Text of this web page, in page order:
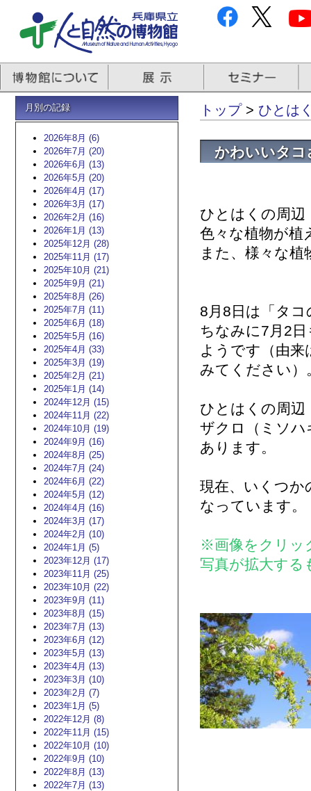
月別の記録
2026年8月 (6)
2026年7月 (20)
2026年6月 (13)
2026年5月 (20)
2026年4月 (17)
2026年3月 (17)
2026年2月 (16)
2026年1月 (13)
2025年12月 (28)
2025年11月 (17)
2025年10月 (21)
2025年9月 (21)
2025年8月 (26)
2025年7月 (11)
2025年6月 (18)
2025年5月 (16)
2025年4月 (33)
2025年3月 (19)
2025年2月 (21)
2025年1月 (14)
2024年12月 (15)
2024年11月 (22)
2024年10月 (19)
2024年9月 (16)
2024年8月 (25)
2024年7月 (24)
2024年6月 (22)
2024年5月 (12)
2024年4月 (16)
2024年3月 (17)
2024年2月 (10)
2024年1月 (5)
2023年12月 (17)
2023年11月 (25)
2023年10月 (22)
2023年9月 (11)
2023年8月 (15)
2023年7月 (13)
2023年6月 (12)
2023年5月 (13)
2023年4月 (13)
2023年3月 (10)
2023年2月 (7)
2023年1月 (5)
2022年12月 (8)
2022年11月 (15)
2022年10月 (10)
2022年9月 (10)
2022年8月 (13)
2022年7月 (13)
トップ> ひとは
かわいいタコ
ひとはくの周辺
色々な植物が植
また、様々な
8月8日は「タ
ちなみに7月2
ようです（由
みてください）
ひとはくの周辺
ザクロ（ミソハ
あります。
現在、いくつか
なっています。
※画像をクリッ
写真が拡大する